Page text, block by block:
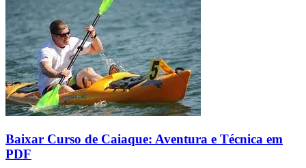
Baixar Curso de Caiaque: Aventura e Técnica em
PDF